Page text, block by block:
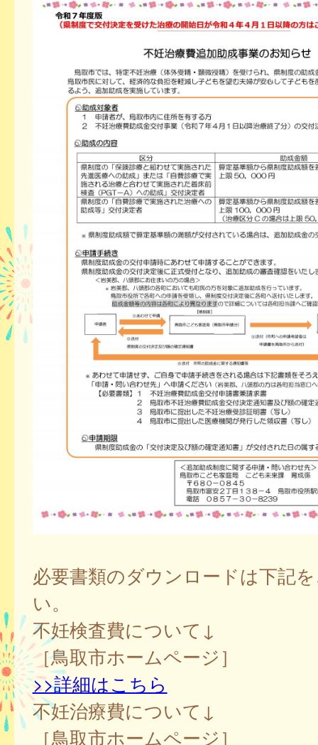
必要書類のダウンロードは下記
い。
不妊検査費について↓
［鳥取市ホームページ］
>>詳細はこちら
不妊治療費について↓
［鳥取市ホームページ］